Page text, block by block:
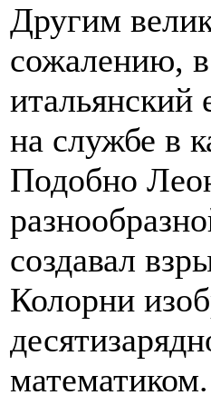
Другим
сожалению,
на службе в
Подобно
создавал
Колорни